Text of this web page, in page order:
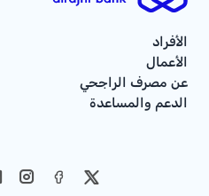
الأفراد
الأعمال
عن مصرف الراجحي
الدعم والمساعدة